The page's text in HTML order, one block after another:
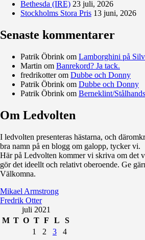
Bethesda (IRE) 23 juli, 2026
Stockholms Stora Pris 13 juni, 2026
Senaste kommentarer
Patrik Öbrink om Lamborghini på
Martin om Banrekord? Ja tack.
fredrikotterom Dubbe och Donny
Patrik Öbrink om Dubbe och Donny
Patrik Öbrink om Berneklint/
Om Ledvolten
I ledvolten presenteras hästarna, och
bra namn på en blogg om galopp, tycker vi.
Här på Ledvolten kommer vi skriva om det
gör det ideellt och relativt oberoende. Ge
Välkomna.
Mikael Armstrong
Fredrik Otter
juli 2021
M T O T F L
S
1
2 3
4